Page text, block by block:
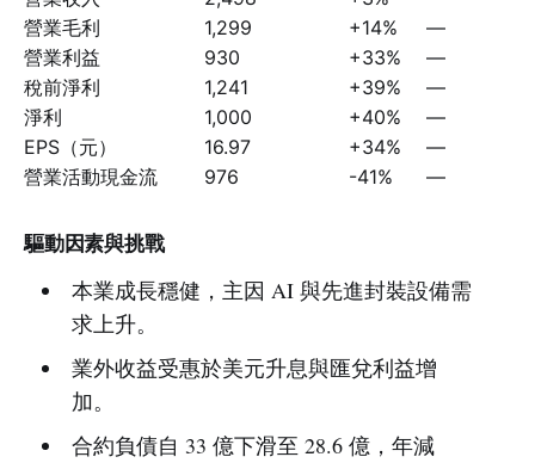
營業毛利
1,299 +14%
—
營業利益
930 +33%
—
稅前淨利
1,241 +39%
—
淨利
1,000 +40%
—
EPS（元）
16.97 +34%
—
營業活動現金流
976 -41% —
驅動因素與挑戰
本業成長穩健，主因 AI 與先進封裝設備需
求上升。
業外收益受惠於美元升息與匯兌利益增
加。
合約負債自 33 億下滑至 28.6 億，年減